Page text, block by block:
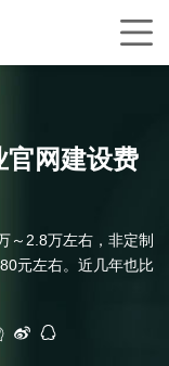
官网建设费
～2.8万左右，非定制
元左右。近几年也比